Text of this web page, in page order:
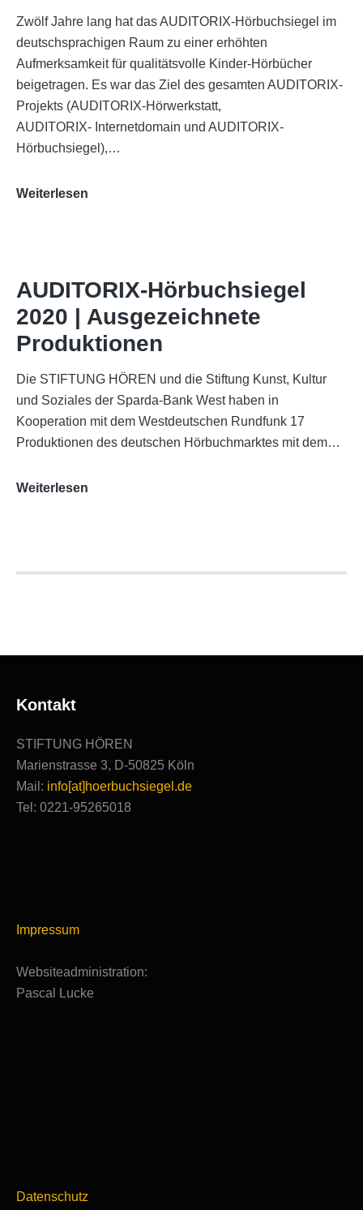
Zwölf Jahre lang hat das AUDITORIX-Hörbuchsiegel im
deutschsprachigen Raum zu einer erhöhten
Aufmerksamkeit für qualitätsvolle Kinder-Hörbücher
beigetragen. Es war das Ziel des gesamten AUDITORIX-
Projekts (AUDITORIX-Hörwerkstatt,
AUDITORIX- Internetdomain und AUDITORIX-
Hörbuchsiegel),…
Weiterlesen
Funkhaus
Köln
AUDITORIX-Hörbuchsiegel
2020 | Ausgezeichnete
Produktionen
Die STIFTUNG HÖREN und die Stiftung Kunst, Kultur
und Soziales der Sparda-Bank West haben in
Kooperation mit dem Westdeutschen Rundfunk 17
Produktionen des deutschen Hörbuchmarktes mit dem…
Weiterlesen
Ausgezeichnete
Kontakt
STIFTUNG HÖREN
Marienstrasse 3, D-50825 Köln
Mail: info[at]hoerbuchsiegel.de
Tel: 0221-95265018
Impressum
Websiteadministration:
Pascal Lucke
Datenschutz